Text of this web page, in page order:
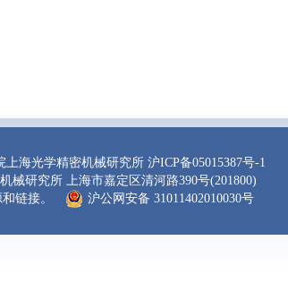
上海光学精密机械研究所 沪ICP备05015387号-1
械研究所 上海市嘉定区清河路390号(201800)
链接。
沪公网安备 31011402010030号